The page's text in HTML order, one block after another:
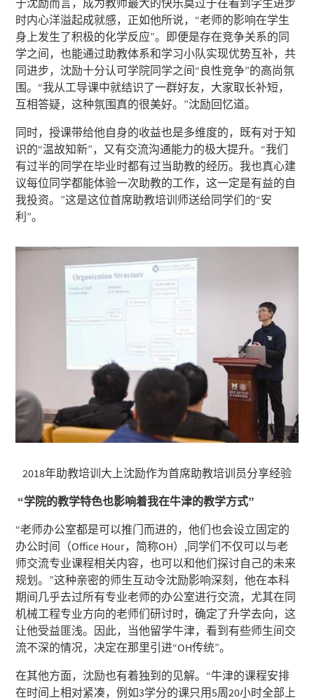
时内心洋溢起成就感，正如他所说，“老师的影响在学生
身上发生了积极的化学反应”。即便是存在竞争关系的同
学之间，也能通过助教体系和学习小队实现优势互补，共
同进步，沈励十分认可学院同学之间“良性竞争”的高尚氛
围。“我从工导课中就结识了一群好友，大家取长补短，
互相答疑，这种氛围真的很美好。”沈励回忆道。
同时，授课带给他自身的收益也是多维度的，既有对于知
识的“温故知新”，又有交流沟通能力的极大提升。“我们
有过半的同学在毕业时都有过当助教的经历。我也真心建
议每位同学都能体验一次助教的工作，这一定是有益的自
我投资。”这是这位首席助教培训师送给同学们的“安
利”。
2018年助教培训大上沈励作为首席助教培训员分享经验
“学院的教学特色也影响着我在牛津的教学方式”
“老师办公室都是可以推门而进的，他们也会设立固定的
办公时间（Office Hour，简称OH）,同学们不仅可以与老
师交流专业课程相关内容，也可以和他们探讨自己的未来
规划。”这种亲密的师生互动令沈励影响深刻，他在本科
期间几乎去过所有专业老师的办公室进行交流，尤其在同
机械工程专业方向的老师们研讨时，确定了升学去向，这
让他受益匪浅。因此，当他留学牛津，看到有些师生间交
流不深的情况，决定在那里引进“OH传统”。
在其他方面，沈励也有着独到的见解。“牛津的课程安排
在时间上相对紧凑，例如3学分的课只用5周20小时全部上